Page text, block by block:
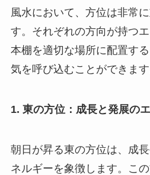
風水において、方位は非常
す。それぞれの方向が持つエ
本棚を適切な場所に配置す
気を呼び込むことができます
1. 東の方位：成長と発展の
朝日が昇る東の方位は、成
ネルギーを象徴します。こ